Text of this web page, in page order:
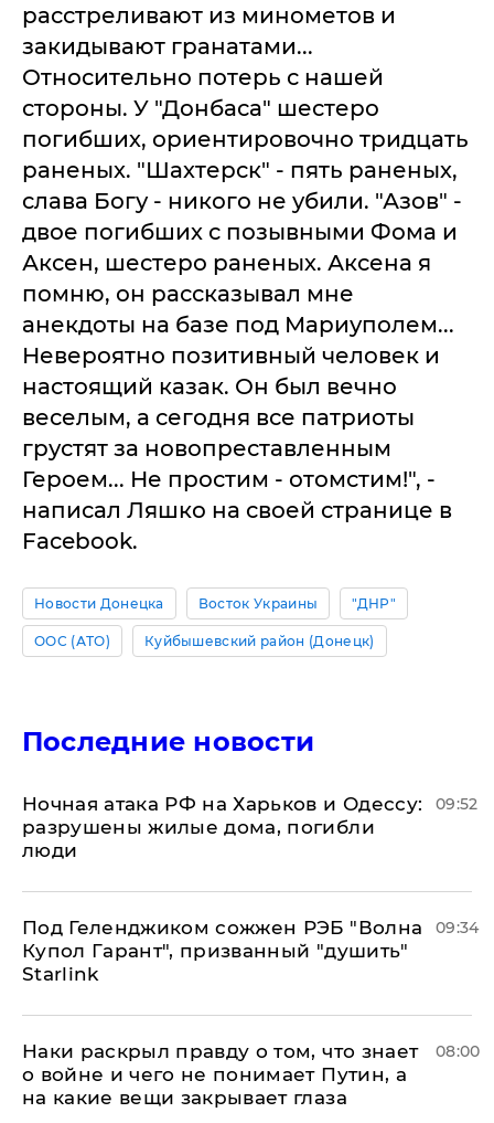
расстреливают из минометов и
закидывают гранатами...
Относительно потерь с нашей
стороны. У "Донбаса" шестеро
погибших, ориентировочно тридцать
раненых. "Шахтерск" - пять раненых,
слава Богу - никого не убили. "Азов" -
двое погибших с позывными Фома и
Аксен, шестеро раненых. Аксена я
помню, он рассказывал мне
анекдоты на базе под Мариуполем...
Невероятно позитивный человек и
настоящий казак. Он был вечно
веселым, а сегодня все патриоты
грустят за новопреставленным
Героем... Не простим - отомстим!", -
написал Ляшко на своей странице в
Facebook.
Новости Донецка Восток Украины "ДНР"
ООС (АТО) Куйбышевский район (Донецк)
Последние новости
​Ночная атака РФ на Харьков и Одессу:
разрушены жилые дома, погибли
люди
09:52
Под Геленджиком сожжен РЭБ "Волна
Купол Гарант", призванный "душить"
Starlink
09:34
Наки раскрыл правду о том, что знает
о войне и чего не понимает Путин, а
на какие вещи закрывает глаза
08:00